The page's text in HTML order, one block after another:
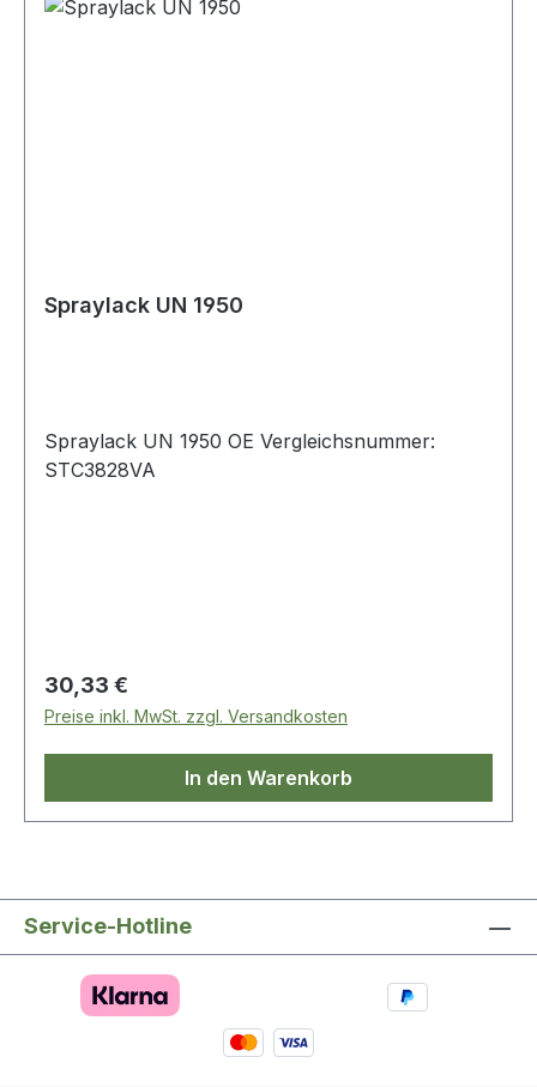
Spraylack UN 1950
Spraylack UN 1950 OE Vergleichsnummer:
STC3828VA
Regulärer Preis:
30,33 €
Preise inkl. MwSt. zzgl. Versandkosten
In den Warenkorb
Service-Hotline